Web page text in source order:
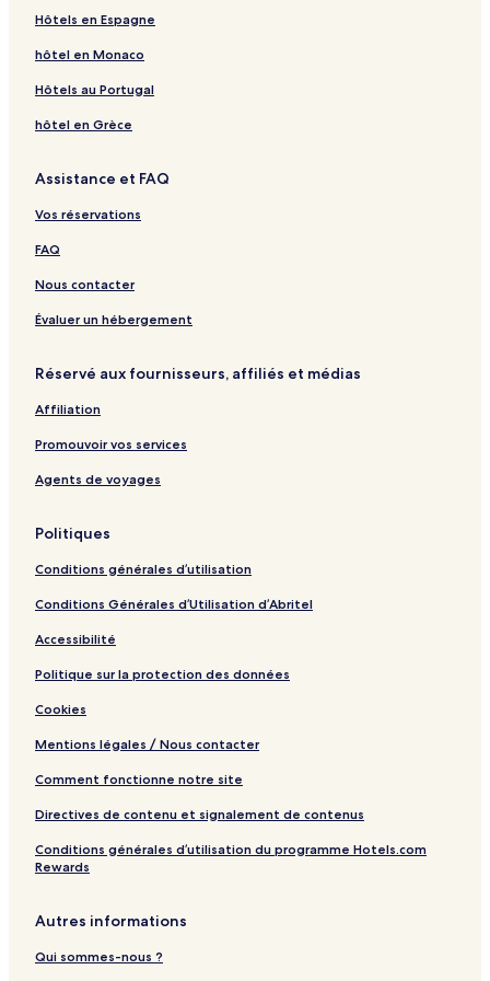
o
s
a
t
a
m
a
a
V
i
l
l
e
r
i
e
n
y
e
d
a
n
B
a
f
a
s
t
B
lD
o
V
i
l
B
a
Hôtels en Espagne
hôtel en Monaco
Hôtels au Portugal
hôtel en Grèce
Assistance et FAQ
Vos réservations
FAQ
Nous contacter
Évaluer un hébergement
Réservé aux fournisseurs, affiliés et médias
Affiliation
Promouvoir vos services
Agents de voyages
Politiques
Conditions générales d’utilisation
Conditions Générales d’Utilisation d’Abritel
Accessibilité
Politique sur la protection des données
Cookies
Mentions légales / Nous contacter
Comment fonctionne notre site
Directives de contenu et signalement de contenus
Conditions générales d’utilisation du programme Hotels.com
Rewards
Autres informations
Qui sommes-nous ?